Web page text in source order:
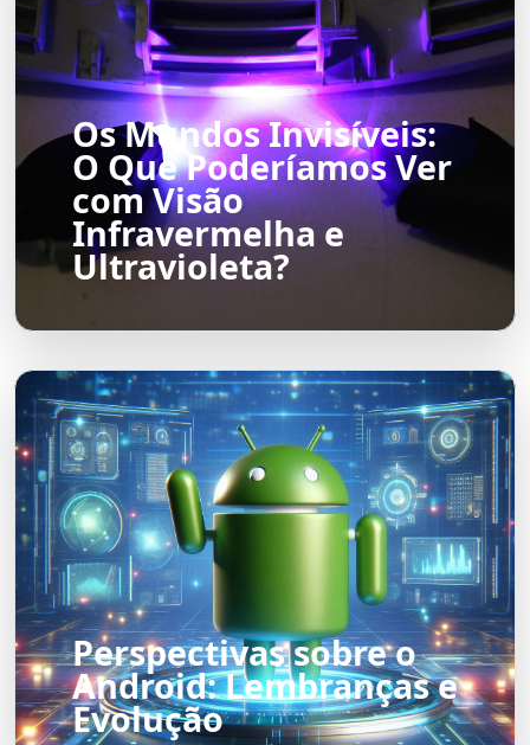
Os Mundos Invisíveis:
O Que Poderíamos Ver
com Visão
Infravermelha e
Ultravioleta?
Perspectivas sobre o
Android: Lembranças e
Evolução